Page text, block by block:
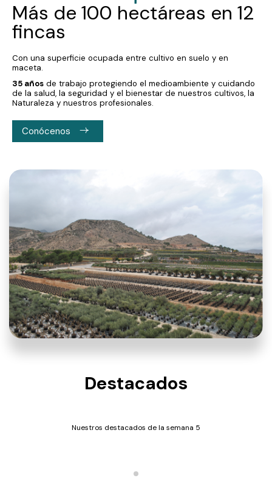
Más de 100 hectáreas en 12
fincas
Con una superficie ocupada entre cultivo en suelo y en
maceta.
35 años de trabajo protegiendo el medioambiente y cuidando
de la salud, la seguridad y el bienestar de nuestros cultivos, la
Naturaleza y nuestros profesionales.
Conócenos
Destacados
Nuestros destacados de la semana 5